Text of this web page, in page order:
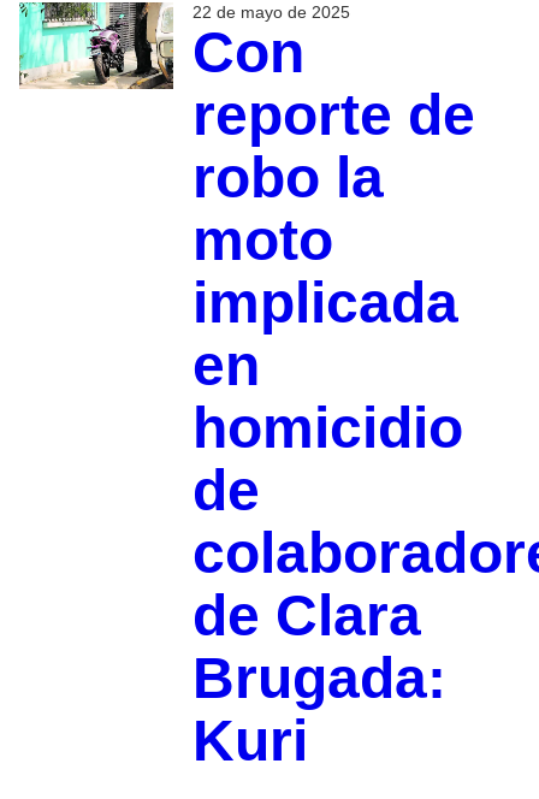
22 de mayo de 2025
Con
reporte de
robo la
moto
implicada
en
homicidio
de
de Clara
Brugada:
Kuri